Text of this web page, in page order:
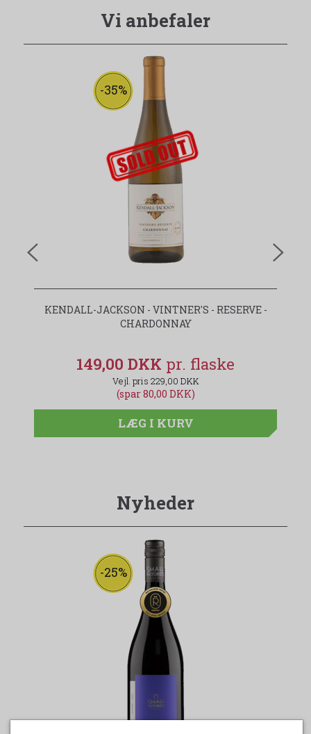
Vi anbefaler
-35%
udsolgt-label
KENDALL-JACKSON - VINTNER'S - RESERVE -
CHARDONNAY
149,00 DKK
229,00 DKK
(spar 80,00 DKK)
LÆG I KURV
Nyheder
-25%